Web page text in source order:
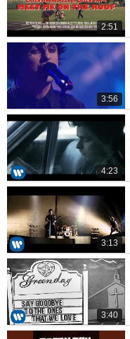
2:51
3:56
4:23
3:13
3:40